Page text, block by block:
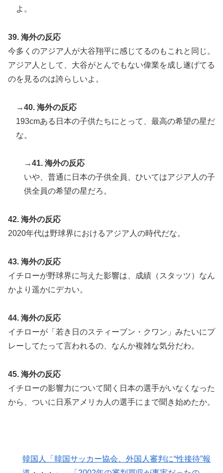
よ。
39. 海外の反応
今多くのアジア人が大谷翔平に感じてるのもこれと同じ。
アジア人として、大谷がとんでもない偉業を成し遂げてる
のを見るのは誇らしいよ。
→40. 海外の反応
193cmある日本の子供たちにとって、最高の希望の星だ
な。
→41. 海外の反応
いや、普通に日本の子供全員、ひいてはアジア人の子
供全員の希望の星だろ。
42. 海外の反応
2020年代は野球界におけるアジア人の時代だな。
43. 海外の反応
イチローが野球界に与えた影響は、成績（スタッツ）なん
かより遥かにデカい。
44. 海外の反応
イチローが「若き日のスティーブン・クワン」みたいにプ
レーしてたって言われるの、なんか複雑な気分だわ。
45. 海外の反応
イチローの影響力について聞く日本の選手がいなくなった
から、ついに日系アメリカ人の選手にまで聞き始めたか。
韓国人「韓国サッカー協会、外国人審判に“性接待”報